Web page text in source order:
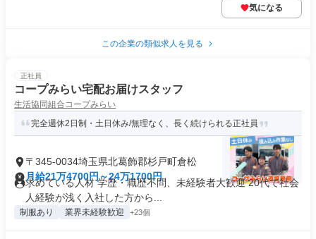
気になる
この企業の類似求人を見る
正社員
コープみらい宅配お届けスタッフ
生活協同組合コープみらい
完全週休2日制・土日休み/無理なく、長く続けられる正社員
〒345-0034埼玉県北葛飾郡杉戸町倉松
月給21万4700円～24万1700円
求めている人材 学歴・職歴不問、未経験者大歓迎 20代で社会
人経験が浅く入社した方から...
制服あり 業界未経験歓迎 +23個